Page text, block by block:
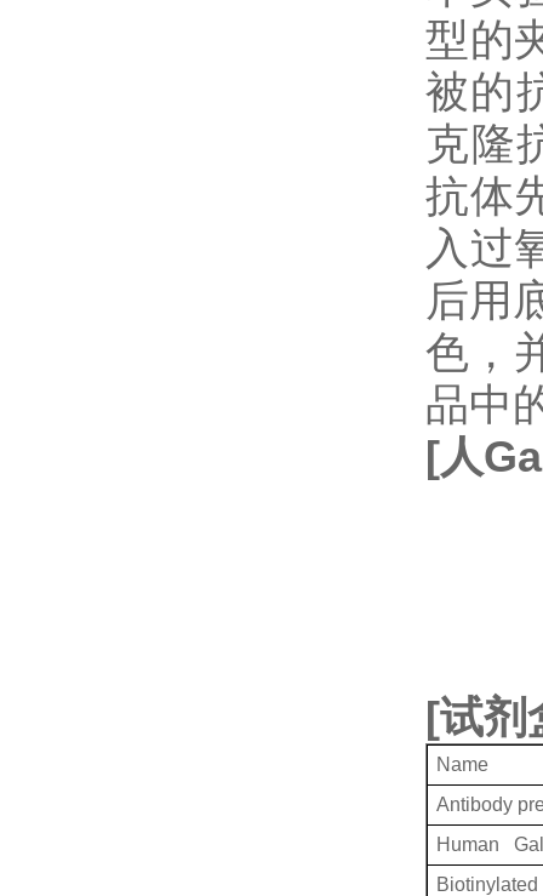
型的
被的
克隆
抗体
入过
后用
色，
品中
[人
[试剂
Name
Antibody
Human